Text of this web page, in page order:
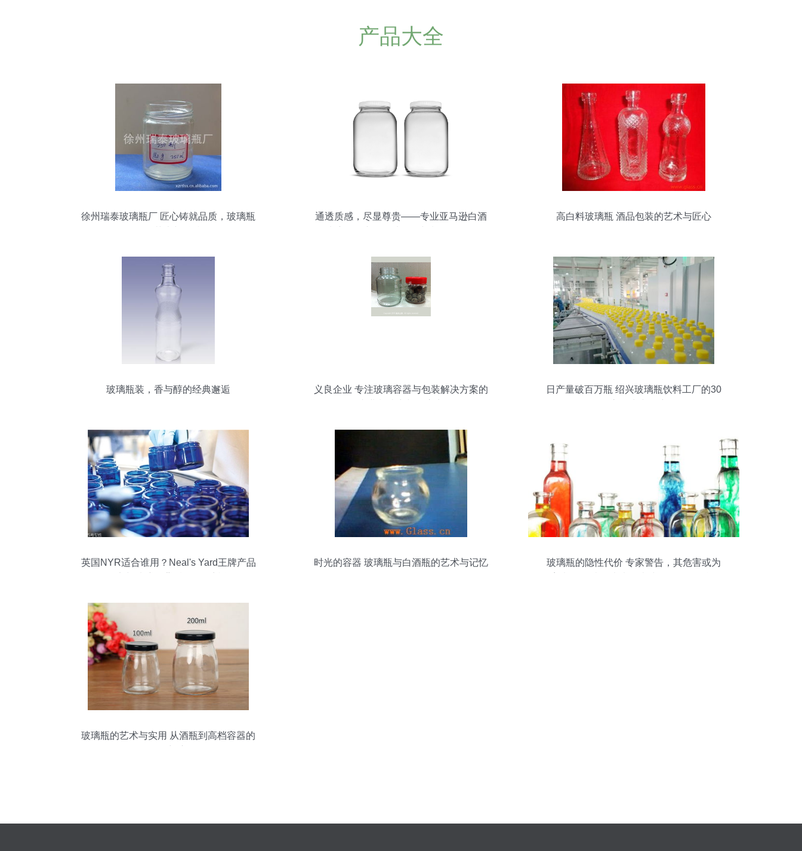
产品大全
徐州瑞泰玻璃瓶厂 匠心铸就品质，玻璃瓶
通透质感，尽显尊贵——专业亚马逊白酒
高白料玻璃瓶 酒品包装的艺术与匠心
玻璃瓶装，香与醇的经典邂逅
义良企业 专注玻璃容器与包装解决方案的
日产量破百万瓶 绍兴玻璃瓶饮料工厂的30
英国NYR适合谁用？Neal's Yard王牌产品
时光的容器 玻璃瓶与白酒瓶的艺术与记忆
玻璃瓶的隐性代价 专家警告，其危害或为
玻璃瓶的艺术与实用 从酒瓶到高档容器的